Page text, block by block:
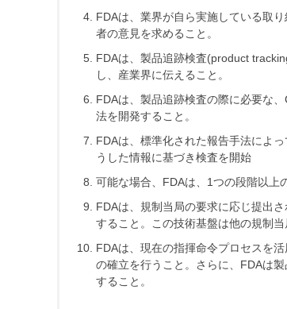
FDAは、業界が自ら実施している取
者の意見を求めること。
FDAは、製品追跡検査(product
し、産業界に伝えること。
FDAは、製品追跡検査の際に必要な
法を開発すること。
FDAは、標準化された報告手法によ
うした情報に基づき検査を開始
可能な場合、FDAは、1つの段階以上
FDAは、規制当局の要求に応じ提出
すること。この技術基盤は他の規制当
FDAは、現在の指揮命令プロセスを
の確立を行うこと。さらに、FDAは
すること。